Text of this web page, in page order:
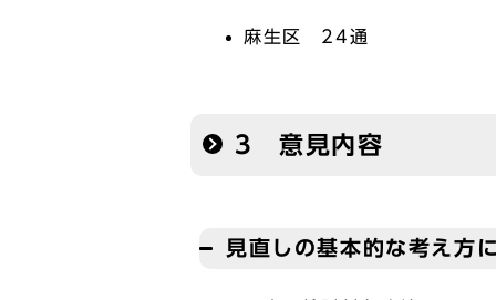
麻生区 24通
3 意見内容
見直しの基本的な考え方